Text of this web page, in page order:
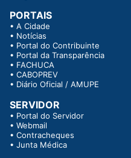
PORTAIS
• A Cidade
• Notícias
• Portal do Contribuinte
• Portal da Transparência
• FACHUCA
• CABOPREV
• Diário Oficial / AMUPE
SERVIDOR
• Portal do Servidor
• Webmail
• Contracheques
• Junta Médica